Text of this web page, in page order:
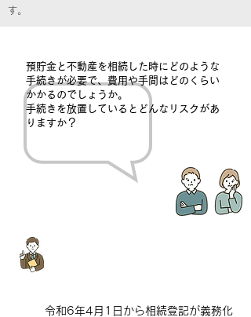
す。
預貯金と不動産を相続した時にどのような
手続きが必要で、費用や手間はどのくらい
かかるのでしょうか。
​手続きを放置しているとどんなリスクがあ
りますか？
​令和6年4月1日から相続登記が義務化